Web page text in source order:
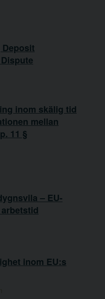
inom skälig tid
mellan
11 §
– EU-
inom EU:s